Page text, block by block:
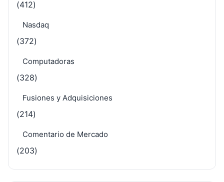
(412)
Nasdaq
(372)
Computadoras
(328)
Fusiones y Adquisiciones
(214)
Comentario de Mercado
(203)